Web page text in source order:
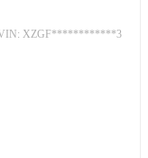
XZGF************3